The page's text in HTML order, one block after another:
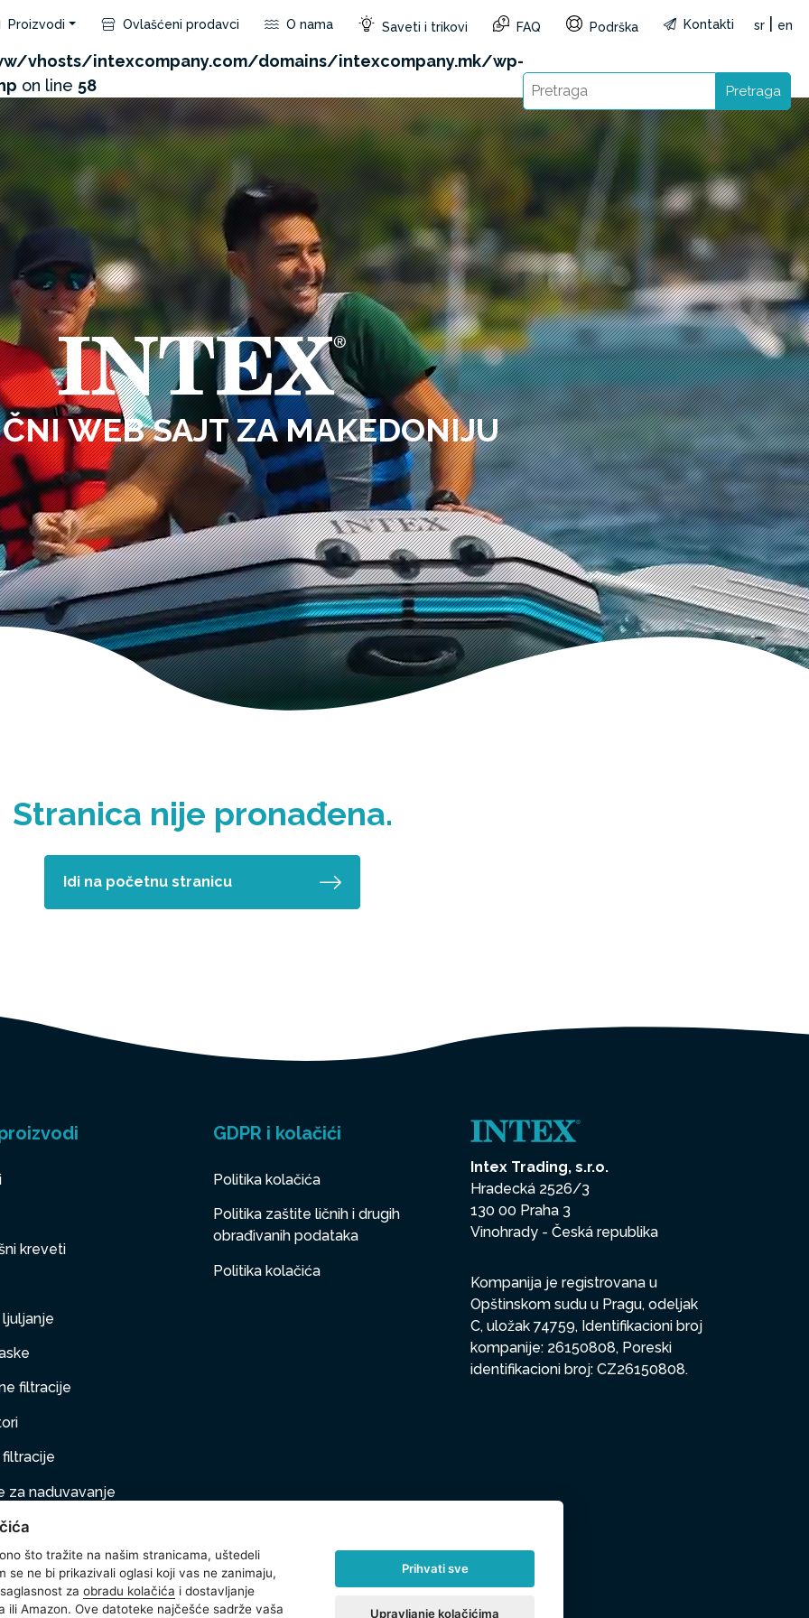
product/api.php?id=82&not_use_region=1&reg=MK&lang=sr): Failed to open stream: HTTP
vhosts/intexcompany.com/domains/intexcompany.mk/wp-
on line 58
Proizvodi Ovlašćeni prodavci O nama Saveti i trikovi FAQ Podrška Kontakti sr en
Pretraga
WEB SAJT ZA MAKEDONIJU
Stranica nije pronađena.
Idi na početnu stranicu
kreveti
filtracije
za naduvavanje
na naduvavanje
oprema
GDPR i kolačići
Politika kolačića
Politika zaštite ličnih i drugih
obrađivanih podataka
Politika kolačića
Intex Trading, s.r.o.
Hradecká 2526/3
130 00 Praha 3
Vinohrady - Česká republika
Kompanija je registrovana u
Opštinskom sudu u Pragu, odeljak
C, uložak 74759, Identifikacioni broj
kompanije: 26150808, Poreski
identifikacioni broj: CZ26150808.
što tražite na našim stranicama, uštedeli
se ne bi prikazivali oglasi koji vas ne zanimaju,
za obradu kolačića i dostavljanje
ili Amazon. Ove datoteke najčešće sadrže vaša
Prihvati sve
Upravljanje kolačićima